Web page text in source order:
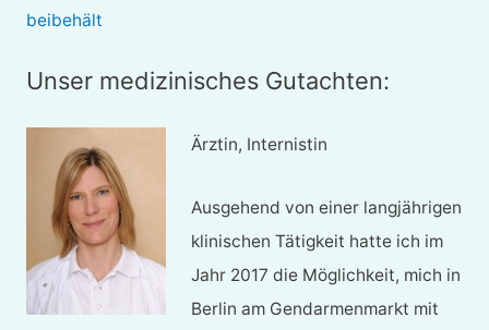
beibehält
Unser medizinisches Gutachten:
Ärztin, Internistin
Ausgehend von einer langjährigen
klinischen Tätigkeit hatte ich im
Jahr 2017 die Möglichkeit, mich in
Berlin am Gendarmenmarkt mit